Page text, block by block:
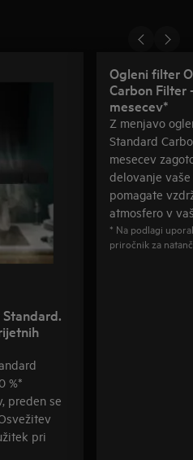
%*
preden se
pri
Ogleni filter
Carbon Filter
mesecev*
Z menjavo
Standard
mesecev
delovanje
pomagate
atmosfero v
* Na podlagi
priročnik za